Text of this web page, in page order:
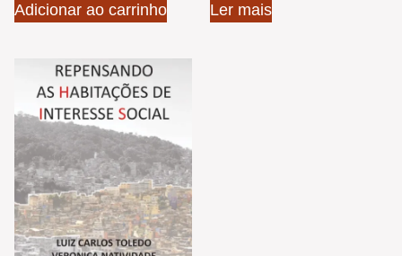
Adicionar ao carrinho Ler mais